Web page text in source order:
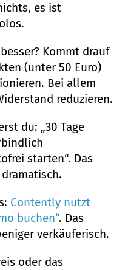
es ist
Kommt drauf
(unter 50 Euro)
Bei allem
reduzieren.
du: „30 Tage
starten“. Das
Contently nutzt
buchen“. Das
verkäuferisch.
oder das